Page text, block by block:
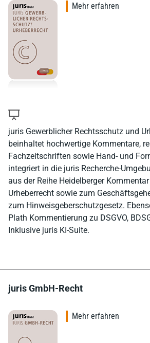
juris Gewerblicher Rechtsschutz und
beinhaltet hochwertige Kommentare,
Fachzeitschriften sowie Hand- und
integriert in die juris Recherche-
aus der Reihe Heidelberger
Urheberrecht sowie zum
zum Hinweisgeberschutzgesetz.
Plath Kommentierung zu DSGVO,
Inklusive juris KI-Suite.
Mehr erfahren
juris GmbH-Recht
Mehr erfahren